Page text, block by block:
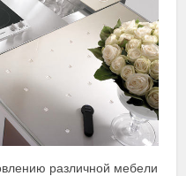
различной мебели